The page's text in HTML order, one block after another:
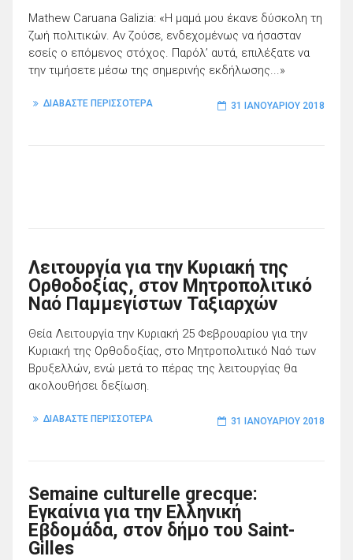
Mathew Caruana Galizia: «Η μαμά μου έκανε δύσκολη τη
ζωή πολιτικών. Αν ζούσε, ενδεχομένως να ήσασταν
εσείς ο επόμενος στόχος. Παρόλ’ αυτά, επιλέξατε να
την τιμήσετε μέσω της σημερινής εκδήλωσης...»
ΔΙΑΒΑΣΤΕ ΠΕΡΙΣΣΟΤΕΡΑ 31 ΙΑΝΟΥΑΡΊΟΥ 2018
Λειτουργία για την Κυριακή της
Ορθοδοξίας, στον Μητροπολιτικό
Ναό Παμμεγίστων Ταξιαρχών
Θεία Λειτουργία την Κυριακή 25 Φεβρουαρίου για την
Κυριακή της Ορθοδοξίας, στο Μητροπολιτικό Ναό των
Βρυξελλών, ενώ μετά το πέρας της λειτουργίας θα
ακολουθήσει δεξίωση.
ΔΙΑΒΑΣΤΕ ΠΕΡΙΣΣΟΤΕΡΑ 31 ΙΑΝΟΥΑΡΊΟΥ 2018
Semaine culturelle grecque:
Εγκαίνια για την Ελληνική
Εβδομάδα, στον δήμο του Saint-
Gilles